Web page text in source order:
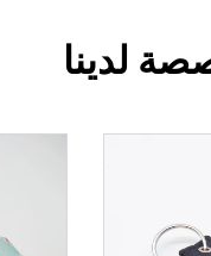
لدينا